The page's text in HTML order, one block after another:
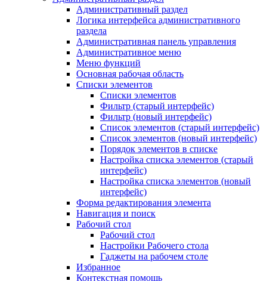
Административный раздел
Логика интерфейса административного
раздела
Административная панель управления
Административное меню
Меню функций
Основная рабочая область
Списки элементов
Списки элементов
Фильтр (старый интерфейс)
Фильтр (новый интерфейс)
Список элементов (старый интерфейс)
Список элементов (новый интерфейс)
Порядок элементов в списке
Настройка списка элементов (старый
интерфейс)
Настройка списка элементов (новый
интерфейс)
Форма редактирования элемента
Навигация и поиск
Рабочий стол
Рабочий стол
Настройки Рабочего стола
Гаджеты на рабочем столе
Избранное
Контекстная помощь